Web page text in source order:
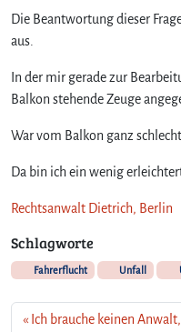
Die Beantwortung dieser
aus.
In der mir gerade zur
Balkon stehende Zeuge
War vom Balkon ganz
Da bin ich ein wenig
Rechtsanwalt Dietrich, Berlin
Schlagworte
Fahrerflucht Unfall
Ich brauche keinen